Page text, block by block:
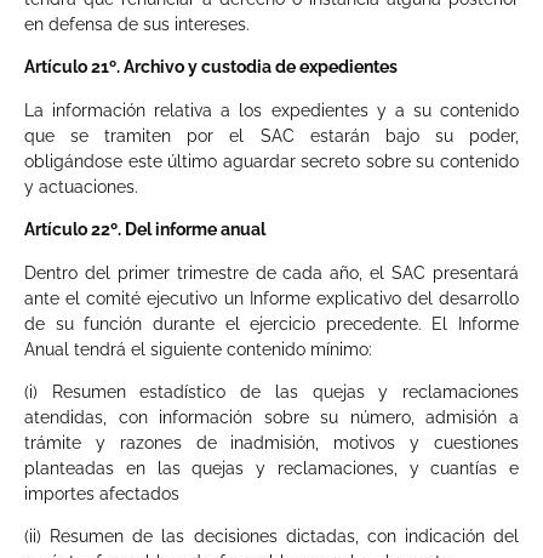
en defensa de sus intereses.
Artículo 21º. Archivo y custodia de expedientes
La información relativa a los expedientes y a su contenido
que se tramiten por el SAC estarán bajo su poder,
obligándose este último aguardar secreto sobre su contenido
y actuaciones.
Artículo 22º. Del informe anual
Dentro del primer trimestre de cada año, el SAC presentará
ante el comité ejecutivo un Informe explicativo del desarrollo
de su función durante el ejercicio precedente. El Informe
Anual tendrá el siguiente contenido mínimo:
(i) Resumen estadístico de las quejas y reclamaciones
atendidas, con información sobre su número, admisión a
trámite y razones de inadmisión, motivos y cuestiones
planteadas en las quejas y reclamaciones, y cuantías e
importes afectados
(ii) Resumen de las decisiones dictadas, con indicación del